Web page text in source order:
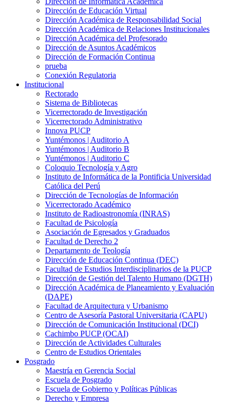
Dirección de Educación Virtual
Dirección Académica de Responsabilidad Social
Dirección Académica de Relaciones Institucionales
Dirección Académica del Profesorado
Dirección de Asuntos Académicos
Dirección de Formación Continua
prueba
Conexión Regulatoria
Institucional
Rectorado
Sistema de Bibliotecas
Vicerrectorado de Investigación
Vicerrectorado Administrativo
Innova PUCP
Yuntémonos | Auditorio A
Yuntémonos | Auditorio B
Yuntémonos | Auditorio C
Coloquio Tecnología y Agro
Instituto de Informática de la Pontificia Universidad
Católica del Perú
Dirección de Tecnologías de Información
Vicerrectorado Académico
Instituto de Radioastronomía (INRAS)
Facultad de Psicología
Asociación de Egresados y Graduados
Facultad de Derecho 2
Departamento de Teología
Dirección de Educación Continua (DEC)
Facultad de Estudios Interdisciplinarios de la PUCP
Dirección de Gestión del Talento Humano (DGTH)
Dirección Académica de Planeamiento y Evaluación
(DAPE)
Facultad de Arquitectura y Urbanismo
Centro de Asesoría Pastoral Universitaria (CAPU)
Dirección de Comunicación Institucional (DCI)
Cachimbo PUCP (OCAI)
Dirección de Actividades Culturales
Centro de Estudios Orientales
Posgrado
Maestría en Gerencia Social
Escuela de Posgrado
Escuela de Gobierno y Políticas Públicas
Derecho y Empresa